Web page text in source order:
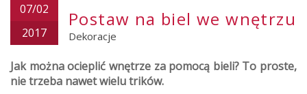
07/02
2017
Postaw na biel we wnętrzu
Dekoracje
Jak można ocieplić wnętrze za pomocą bieli? To proste,
nie trzeba nawet wielu trików.